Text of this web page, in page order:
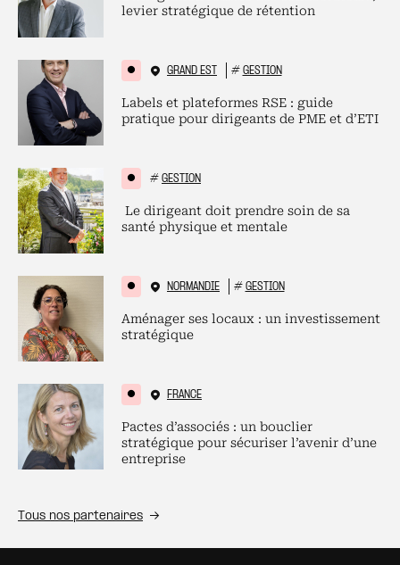
levier stratégique de rétention
GRAND EST # GESTION
Labels et plateformes RSE : guide
pratique pour dirigeants de PME et d’ETI
# GESTION
Le dirigeant doit prendre soin de sa
santé physique et mentale
NORMANDIE # GESTION
Aménager ses locaux : un investissement
stratégique
FRANCE
Pactes d’associés : un bouclier
stratégique pour sécuriser l’avenir d’une
entreprise
Tous nos partenaires